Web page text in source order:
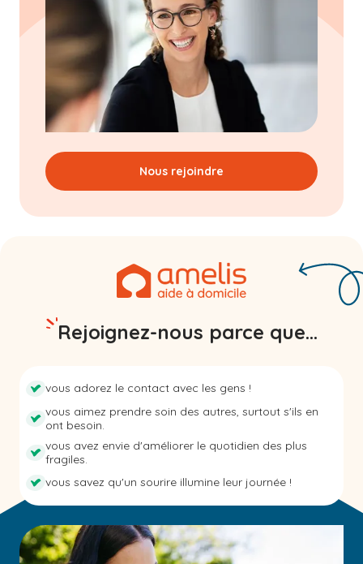
Nous rejoindre
Rejoignez-nous parce que...
vous adorez le contact avec les gens !
vous aimez prendre soin des autres, surtout s'ils en
ont besoin.
vous avez envie d'améliorer le quotidien des plus
fragiles.
vous savez qu'un sourire illumine leur journée !